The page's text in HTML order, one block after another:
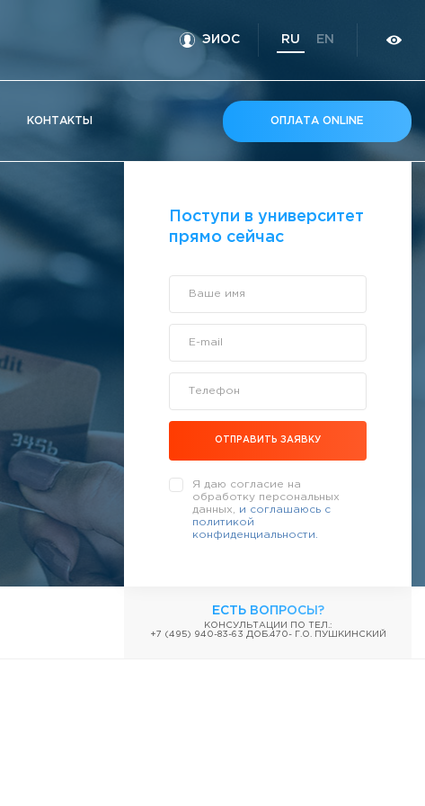
ЭИОС RU EN
КOНТАКТЫ ОПЛАТА ONLINE
Поступи в университет
прямо сейчас
Ваше имя
E-mail
Телефон
ОТПРАВИТЬ ЗАЯВКУ
Я даю согласие на
обработку персональных
данных,
и соглашаюсь c
политикой
конфиденциальности.
ЕСТЬ ВОПРОСЫ?
КОНСУЛЬТАЦИИ ПО ТЕЛ.:
+7 (495) 940-83-63 ДОБ.470- Г.О. ПУШКИНСКИЙ